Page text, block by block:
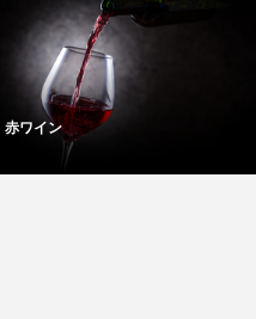
赤ワイン